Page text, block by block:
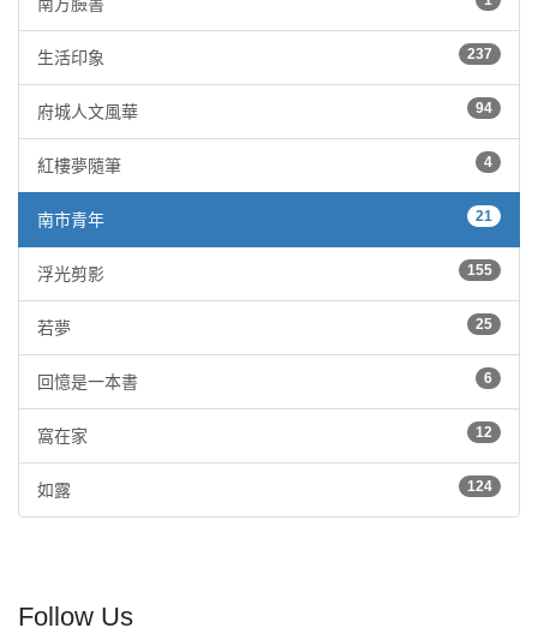
生活印象 237
府城人文風華 94
紅樓夢隨筆 4
南市青年 21
浮光剪影 155
若夢 25
回憶是一本書 6
窩在家 12
如露 124
Follow Us